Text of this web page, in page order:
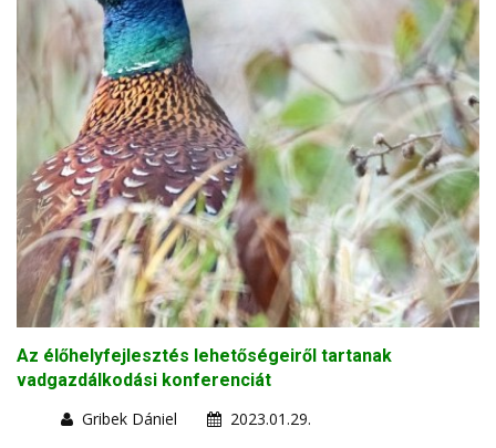
Az élőhelyfejlesztés lehetőségeiről tartanak
vadgazdálkodási konferenciát
Gribek Dániel
2023.01.29.